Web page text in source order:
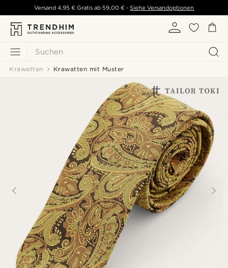
Suchen
Versand 4,95 € Gratis ab 59,00 € - Siehe Versandoptionen
Krawatten Krawatten mit Muster